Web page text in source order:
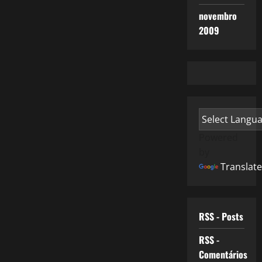
novembro
2009
Translate
RSS - Posts
RSS -
Comentários